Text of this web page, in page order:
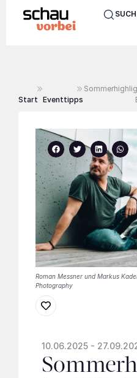
Start Eventtipps
Roman Messner und Markus
Photography
10.06.2025 -